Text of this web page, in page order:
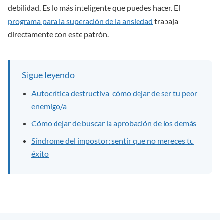
debilidad. Es lo más inteligente que puedes hacer. El
programa para la superación de la ansiedad trabaja
directamente con este patrón.
Sigue leyendo
Autocrítica destructiva: cómo dejar de ser tu peor
enemigo/a
Cómo dejar de buscar la aprobación de los demás
Síndrome del impostor: sentir que no mereces tu
éxito